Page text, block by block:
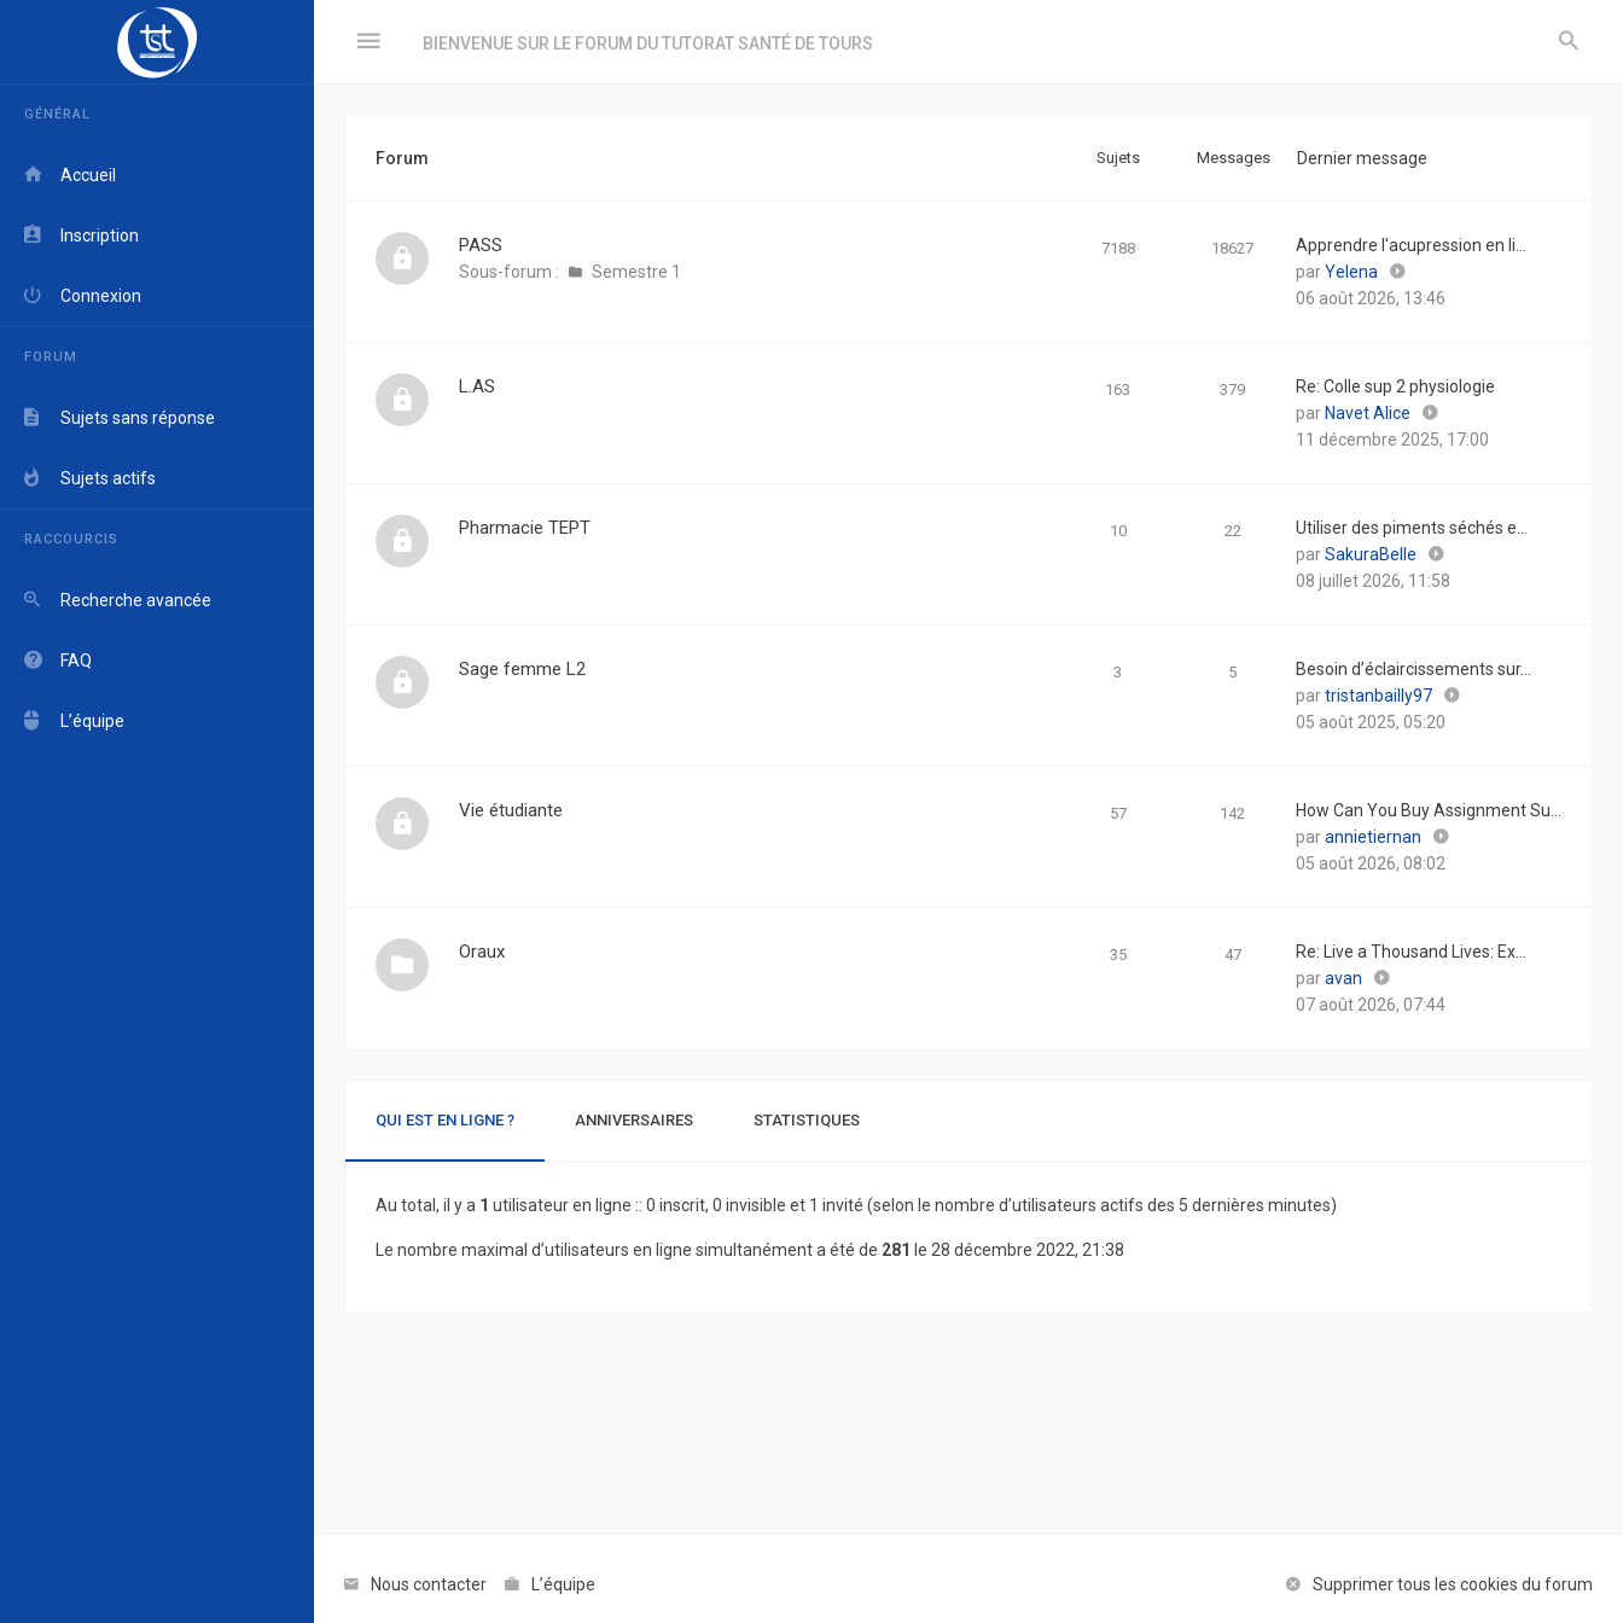
BIENVENUE SUR LE FORUM DU TUTORAT SANTÉ DE TOURS
GÉNÉRAL
Accueil
Inscription
Connexion
FORUM
Sujets sans réponse
Sujets actifs
RACCOURCIS
Recherche avancée
FAQ
L’équipe
Forum Sujets Messages Dernier message
PASS
Sous-forum : Semestre 1
7188 18627
Apprendre l'acupression en li…
parYelena
Consulter
le
06 août 2026, 13:46
L.AS 163 379
Re: Colle sup 2 physiologie
par Navet Alice
Consulter
le
11 décembre 2025, 17:00
Pharmacie TEPT 10 22
Utiliser des piments séchés e…
parSakuraBelle
Consulter
le
08 juillet 2026, 11:58
Sage femme L2 3 5
Besoin d’éclaircissements sur…
partristanbailly97
Consulter
05 août 2025, 05:20
Vie étudiante 57 142
How Can You Buy Assignment Su…
parannietiernan
Consulter
05 août 2026, 08:02
Oraux 35 47
Re: Live a Thousand Lives: Ex…
paravan
Consulter
le
07 août 2026, 07:44
QUI EST EN LIGNE ? ANNIVERSAIRES STATISTIQUES
Au total, il y a 1 utilisateur en ligne :: 0 inscrit, 0 invisible et 1 invité (selon le nombre d’utilisateurs actifs des 5 dernières minutes)
Le nombre maximal d’utilisateurs en ligne simultanément a été de 281 le 28 décembre 2022, 21:38
Nous contacter L’équipe Supprimer tous les cookies du forum